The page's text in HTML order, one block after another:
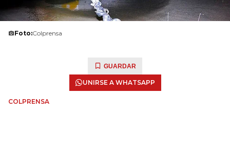
Foto:Colprensa
GUARDAR
UNIRSE A WHATSAPP
COLPRENSA